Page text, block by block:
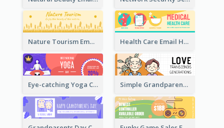
Nature Tourism Email Header Health Care Email Header
Eye-catching Yoga Classes Discount Design Simple Grandparents Day Quote Email Header